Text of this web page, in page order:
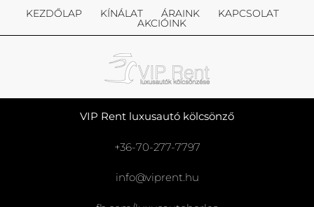
KEZDŐLAP KÍNÁLAT ÁRAINK KAPCSOLAT
AKCIÓINK
VIP Rent luxusautó kölcsönző
+36-70-277-7797
info@viprent.hu